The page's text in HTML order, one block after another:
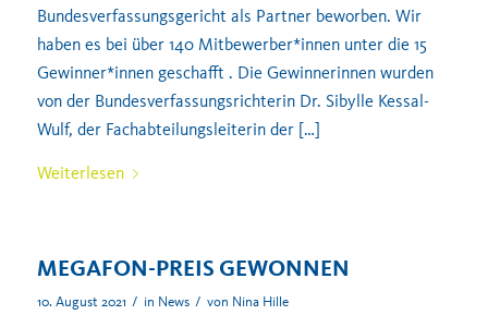
Bundesverfassungsgericht als Partner beworben. Wir
haben es bei über 140 Mitbewerber*innen unter die 15
Gewinner*innen geschafft . Die Gewinnerinnen wurden
von der Bundesverfassungsrichterin Dr. Sibylle Kessal-
Wulf, der Fachabteilungsleiterin der […]
Weiterlesen
MEGAFON-PREIS GEWONNEN
10. August 2021 / in News / von Nina Hille